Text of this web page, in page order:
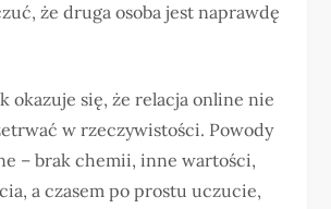
że druga osoba jest naprawdę
okazuje się, że relacja online nie
w rzeczywistości. Powody
– brak chemii, inne wartości,
a czasem po prostu uczucie,